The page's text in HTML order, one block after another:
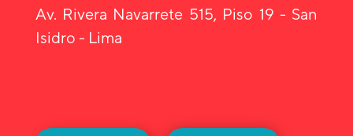
Av. Rivera Navarrete 515, Piso 19 - San
Isidro - Lima